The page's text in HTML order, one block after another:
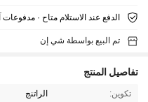
الدفع عند الاستلام متاح ·
تم البيع بواسطة شي إن
تفاصيل المنتج
تكوين: الراتنج